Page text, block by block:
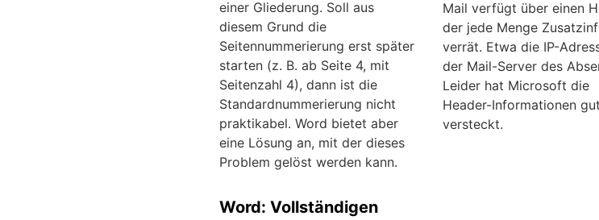
einer Gliederung. Soll aus
diesem Grund die
Seitennummerierung erst später
starten (z. B. ab Seite 4, mit
Seitenzahl 4), dann ist die
Standardnummerierung nicht
praktikabel. Word bietet aber
eine Lösung an, mit der dieses
Problem gelöst werden kann.
Mail verfügt über einen
der jede Menge
verrät. Etwa die IP-
der Mail-Server des
Leider hat Microsoft die
Header-Informationen gut
versteckt.
Word: Vollständigen